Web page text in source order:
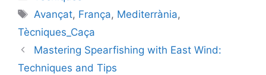
Etiquetes
Avançat, França, Mediterrània,
Tècniques_Caça
Mastering Spearfishing with East Wind:
Techniques and Tips